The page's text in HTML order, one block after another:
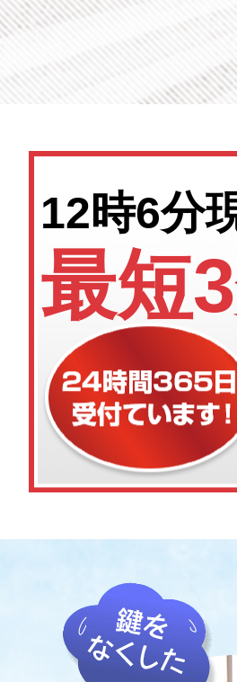
12時6分
最短